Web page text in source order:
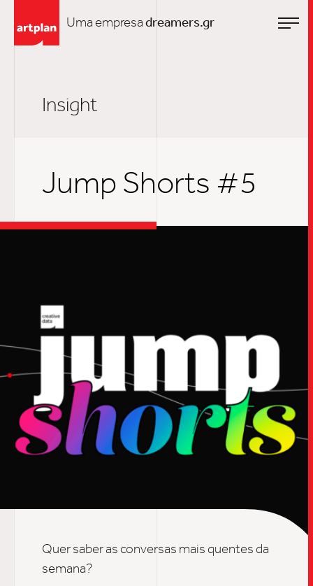
Uma empresadreamers.gr
Insight
Jump Shorts #5
Quer saber as conversas mais quentes da
semana?